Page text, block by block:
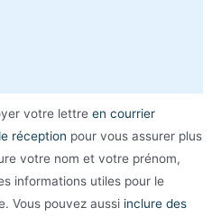
votre lettre en courrier
réception pour vous assurer plus
votre nom et votre prénom,
informations utiles pour le
Vous pouvez aussi inclure des